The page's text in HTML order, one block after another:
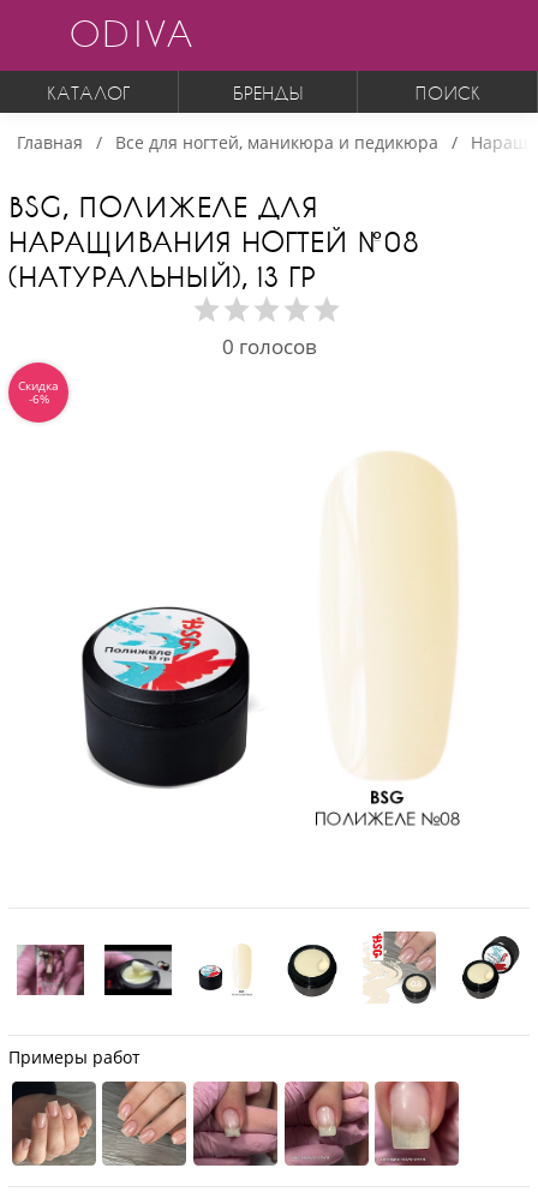
ODIVA
КАТАЛОГ БРЕНДЫ ПОИСК
Главная Все для ногтей, маникюра и педикюра
BSG, ПОЛИЖЕЛЕ ДЛЯ
НАРАЩИВАНИЯ НОГТЕЙ №08
(НАТУРАЛЬНЫЙ), 13 ГР
0 голосов
Скидка
-6%
Примеры работ